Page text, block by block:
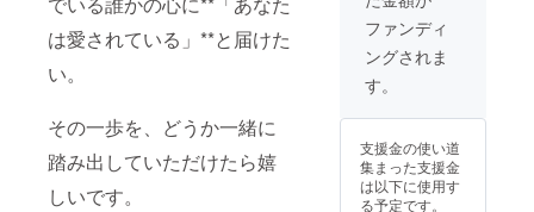
は愛されている」**と届けた
い。
その一歩を、どうか一緒に
踏み出していただけたら嬉
しいです。
きるの
か？ど
うすれ
のか？
ます ア
ファ
メー
ファンディ
ングされま
す。
支援金の使い道
集まった支援金
は以下に使用す
る予定です。